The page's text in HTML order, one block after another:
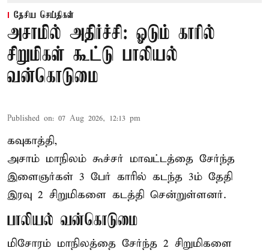
தேசிய செய்திகள்
அசாமில் அதிர்ச்சி: ஓடும் காரில்
சிறுமிகள் கூட்டு பாலியல்
வன்கொடுமை
Published on: 07 Aug 2026, 12:13 pm
கவுகாத்தி,
அசாம் மாநிலம் கூச்சர் மாவட்டத்தை சேர்ந்த
இளைஞர்கள் 3 பேர் காரில் கடந்த 3ம் தேதி
இரவு 2 சிறுமிகளை கடத்தி சென்றுள்ளனர்.
பாலியல் வன்கொடுமை
மிசோரம் மாநிலத்தை சேர்ந்த 2 சிறுமிகளை